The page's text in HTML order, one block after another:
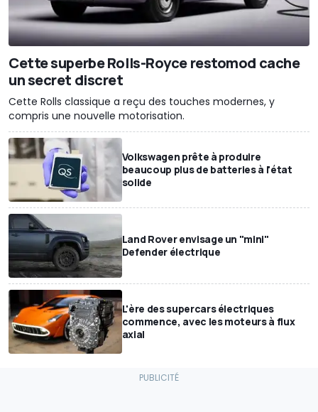
Cette superbe Rolls-Royce restomod cache
un secret discret
Cette Rolls classique a reçu des touches modernes, y
compris une nouvelle motorisation.
Volkswagen prête à produire
beaucoup plus de batteries à l'état
solide
Land Rover envisage un "mini"
Defender électrique
L'ère des supercars électriques
commence, avec les moteurs à flux
axial